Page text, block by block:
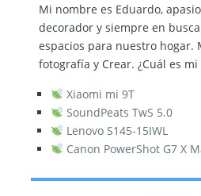
Mi nombre es Eduardo,
decorador y siempre en
espacios para nuestro hogar.
fotografía y Crear. ¿Cuál es
Xiaomi mi 9T
SoundPeats TwS 5.0
Lenovo S145-15IWL
Canon PowerShot G7 X